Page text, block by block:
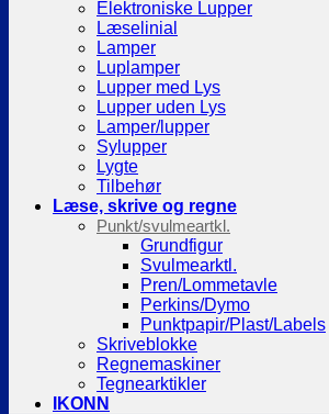
Elektroniske Lupper
Læselinial
Lamper
Luplamper
Lupper med Lys
Lupper uden Lys
Lamper/lupper
Sylupper
Lygte
Tilbehør
Læse, skrive og regne
Punkt/svulmeartkl.
Grundfigur
Svulmearktl.
Pren/Lommetavle
Perkins/Dymo
Punktpapir/Plast/Labels
Skriveblokke
Regnemaskiner
Tegnearktikler
IKONN